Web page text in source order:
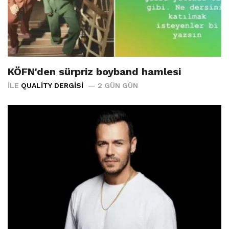
KÖFN'den sürpriz boyband hamlesi
İLE QUALITY DERGISI 2 GÜN GÜN